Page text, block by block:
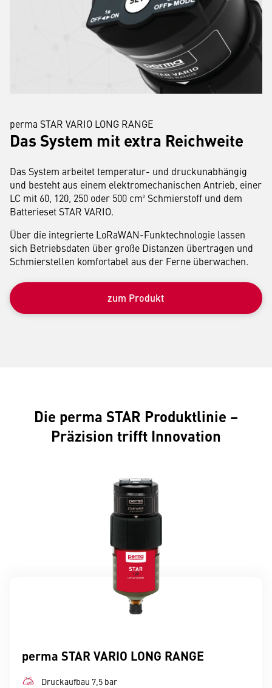
perma STAR VARIO LONG RANGE
Das System mit extra Reichweite
Das System arbeitet temperatur- und druckunabhängig
und besteht aus einem elektromechanischen Antrieb, einer
LC mit 60, 120, 250 oder 500 cm³ Schmierstoff und dem
Batterieset STAR VARIO.
Über die integrierte LoRaWAN-Funktechnologie lassen
sich Betriebsdaten über große Distanzen übertragen und
Schmierstellen komfortabel aus der Ferne überwachen.
zum Produkt
Die perma STAR Produktlinie –
Präzision trifft Innovation
perma STAR VARIO LONG RANGE
Druckaufbau 7,5 bar